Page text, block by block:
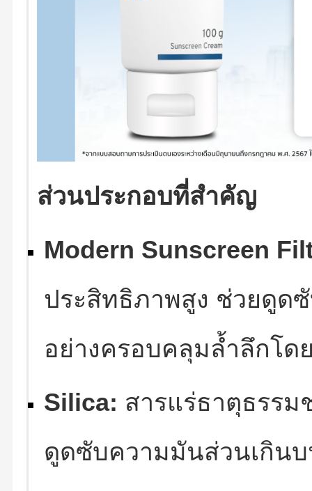
ส่วนประกอบที่สำคัญ
Modern Sunscreen
ประสิทธิภาพสูง ช่วยดูด
อย่างครอบคลุมล้ำลึกโด
Silica: สารแร่ธาตุธรร
ดูดซับความมันส่วนเกิน